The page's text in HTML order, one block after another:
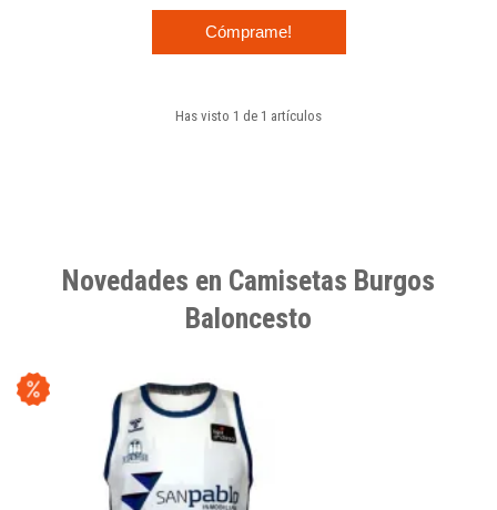
Cómprame!
Has visto 1 de 1 artículos
Novedades en Camisetas Burgos
Baloncesto